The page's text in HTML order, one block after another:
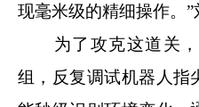
现毫米级的精细操作。”
为了攻克这道关，
组，反复调试机器人指